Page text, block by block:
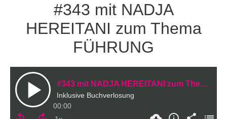
#343 mit NADJA
HEREITANI zum Thema
FÜHRUNG
#343 mit NADJA HEREITANI zum Thema FÜHRUNG
Inklusive Buchverlosung
00:00